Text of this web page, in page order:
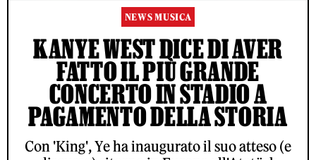
NEWS MUSICA
KANYE WEST DICE DI AVER
FATTO IL PIÙ GRANDE
CONCERTO IN STADIO A
PAGAMENTO DELLA STORIA
Con 'King', Ye ha inaugurato il suo atteso (e